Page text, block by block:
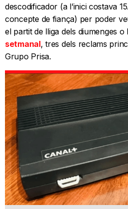
descodificador (a l’inici costava
concepte de fiança) per poder
el partit de lliga dels diumenges o
setmanal, tres dels reclams
Grupo Prisa.